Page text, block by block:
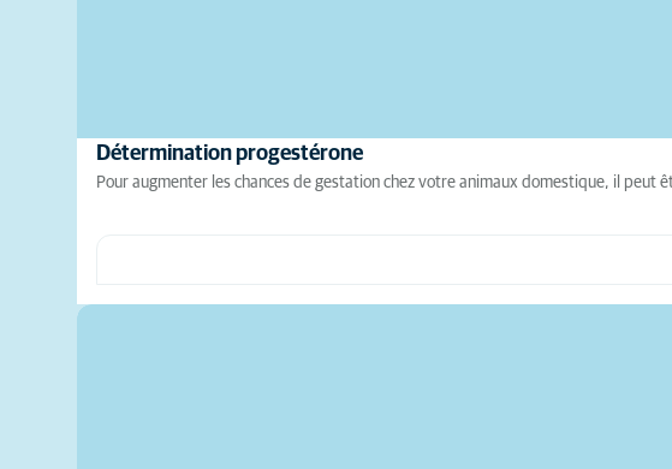
Détermination progestérone
Pour augmenter les chances de gestation chez votre animaux domestique, il peut